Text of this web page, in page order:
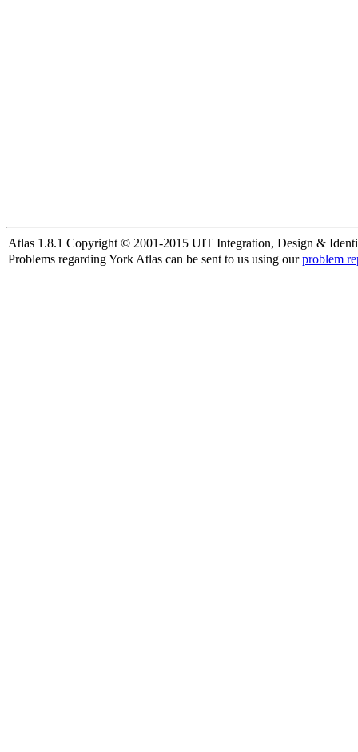
Atlas 1.8.1 Copyright © 2001-2015 UIT Integration, Design &
Problems regarding York Atlas can be sent to us using ourproblem